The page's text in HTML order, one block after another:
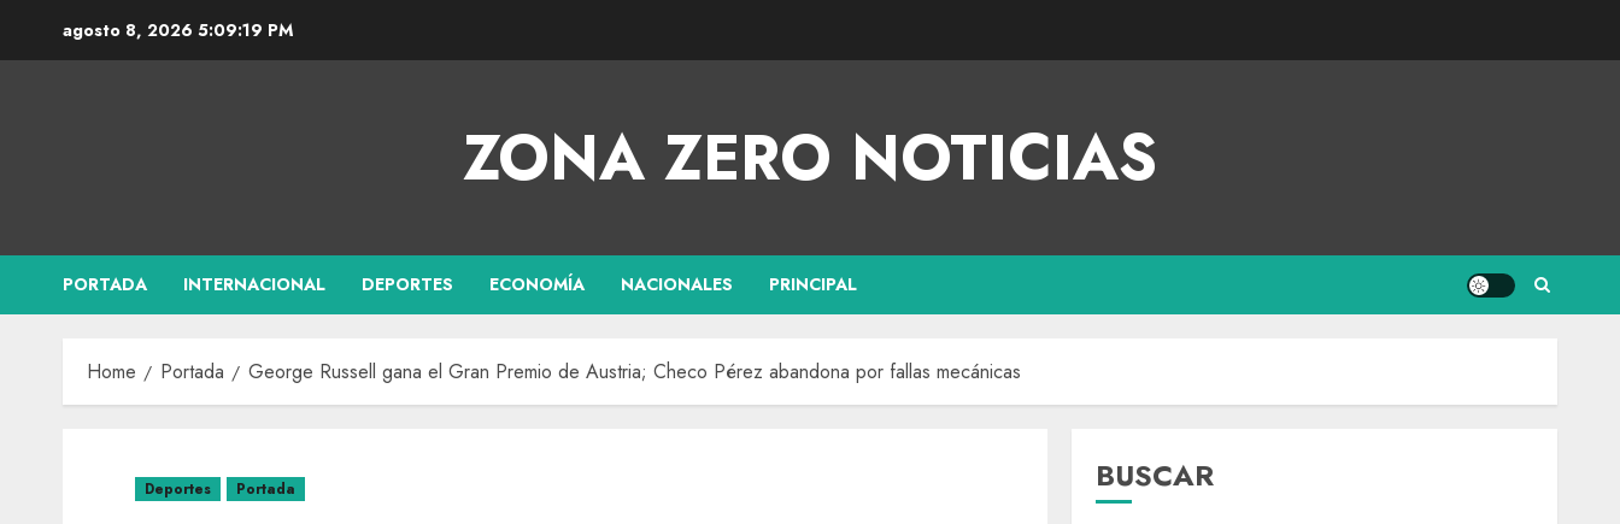
agosto 8, 2026 5:09:20 PM
ZONA ZERO NOTICIAS
PORTADA INTERNACIONAL DEPORTES ECONOMÍA NACIONALES PRINCIPAL
Home Portada George Russell gana el Gran Premio de Austria; Checo Pérez abandona por fallas mecánicas
Deportes Portada BUSCAR